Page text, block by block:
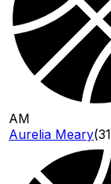
AM
Aurelia Meary(31